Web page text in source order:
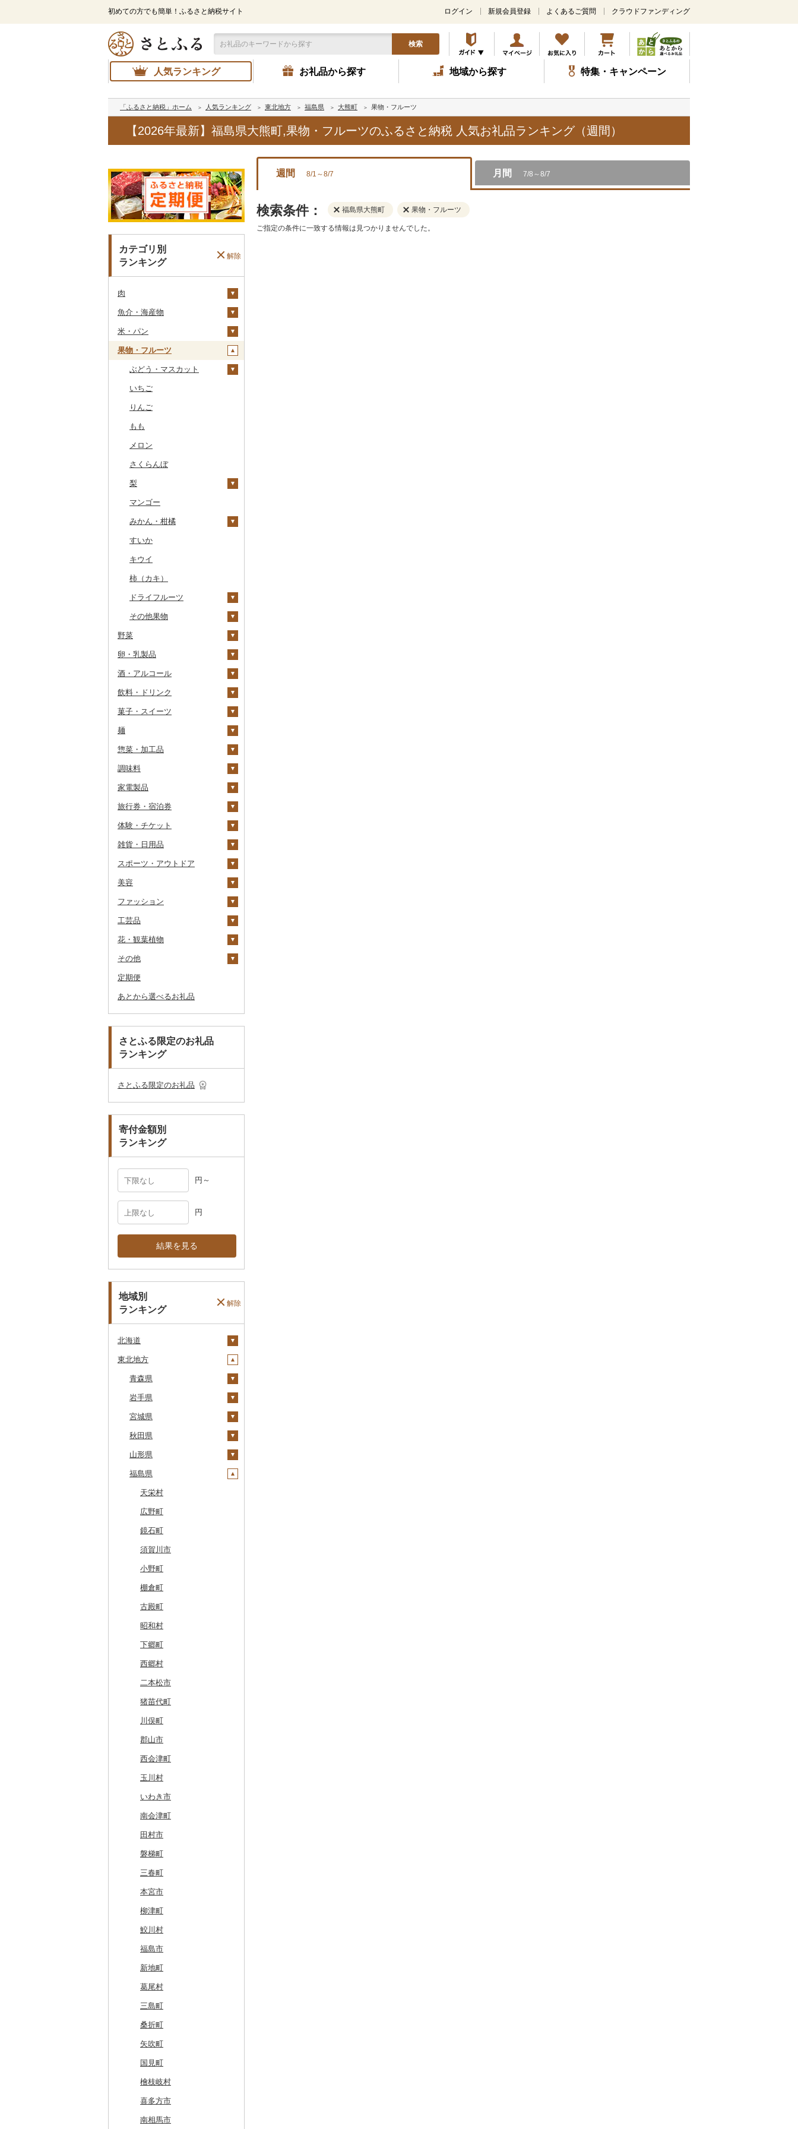
初めての方でも簡単！ふるさと納税サイト
メ
ン
コ
ン
テ
ツ
キ
ッ
プ
ログイン 新規会員登録 よくあるご質問 クラウドファンディング
検索
人気ランキング お礼品から探す 地域から探す 特集・キャンペーン
「ふるさと納税」ホーム 人気ランキング 東北地方 福島県 大熊町 果物・フルーツ
【2026年最新】福島県大熊町,果物・フルーツのふるさと納税 人気お礼品ランキング（週間）
カテゴリ別
ランキング
解除
肉
牛肉（精肉）
ステーキ
すき焼き
しゃぶしゃぶ
焼肉
牛タン
和牛
黒毛和牛
白老牛
米沢牛
山形牛
常陸牛
上州牛
飛騨牛
近江牛
神戸牛・神戸ビーフ
土佐あかうし
佐賀牛
長崎和牛
あか牛
その他牛肉（精肉）
牛肉（加工品）
ハンバーグ
もつ鍋
ローストビーフ
ビーフジャーキー
その他牛肉（加工品）
豚肉（精肉）
ステーキ
すき焼き
しゃぶしゃぶ
焼肉
アグー豚
その他豚肉（精肉）
豚肉（加工品）
ハンバーグ
もつ鍋
ハム
ソーセージ・ウインナ
鶏肉
鶏肉（精肉）
ハム・ソーセージ
唐揚げ
中津からあげ
地鶏
赤鶏さつま
その他鶏肉
鹿肉
馬肉
羊肉・ラム肉（ジンギス
魚介・海産物
カニ
ズワイガニ
タラバガニ
毛ガニ
かにしゃぶ
その他カニ
エビ
甘エビ
ボタンエビ
伊勢海老
その他エビ
いくら
うに
明太子・たらこ
明太子
たらこ
その他魚卵
数の子
からすみ
その他魚卵
貝
帆立（ホタテ）
牡蠣（カキ）
あさり
しじみ
サザエ
はまぐり
その他貝
うなぎ
鮮魚
鮭・サーモン
マグロ
イワシ
カツオ
金目鯛
クエ
くじら
さんま
鯛
のどぐろ
ふぐ
ほっけ
その他鮮魚
イカ・タコ
イカ
タコ
海苔・海藻
海苔
わかめ
ひじき
その他海苔・海藻
干物
ししゃも
その他干物
その他魚介・加工品
しらす・ちりめん
かまぼこ・練り製品
その他魚介・加工品
米・パン
米
精米
無洗米
玄米
金芽米
ゆめぴりか
つや姫
はえぬき
さがびより
あきたこまち
ひとめぼれ
ミルキークィーン
ななつぼし
その他米
雑穀
餅
その他穀物加工品
パン
果物・フルーツ
ぶどう・マスカット
巨峰
ナガノパープル
ピオーネ
デラウェア
シャインマスカット
いちご
りんご
もも
メロン
さくらんぼ
梨
和梨
洋梨・ラフランス
マンゴー
みかん・柑橘
みかん
レモン
不知火・デコポン
せとか
文旦
ポンカン
その他柑橘
すいか
キウイ
柿（カキ）
ドライフルーツ
干し柿
その他ドライフルーツ
その他果物
ブルーベリー
パイナップル
栗
その他果物
野菜
いも
じゃがいも
さつまいも
その他いも
トマト
フルーツトマト
ミニトマト
玉ねぎ
ねぎ
根菜
人参
大根
自然薯
レンコン
にんにく・生姜
その他根菜
アスパラガス
豆
きのこ
しいたけ
松茸
その他きのこ
その他野菜
山菜
かぼちゃ
レタス
卵・乳製品
卵
チーズ
ヨーグルト
バター
その他乳製品
酒・アルコール
ビール・発泡酒
ビール
地ビール・クラフトビ
日本酒
純米吟醸
大吟醸
吟醸
その他日本酒
芋焼酎
麦焼酎
米焼酎
黒糖焼酎
その他焼酎
梅酒
泡盛
ワイン
白ワイン
赤ワイン
シャンパン・スパーク
ウイスキー
リキュール・洋酒
甘酒
ノンアルコール
その他酒
飲料・ドリンク
水・ミネラルウォーター
飲料
コーヒー豆
粉
ドリップ
茶
飲料
茶葉・ティーバッグ
静岡茶
足柄茶
知覧茶
八女茶
果汁飲料
りんごジュース
みかんジュース（オレ
紅茶
飲料
茶葉・ティーバッグ
その他飲料・ジュース
野菜ジュース
炭酸飲料
豆乳
菓子・スイーツ
クッキー
焼き菓子
プリン
ゼリー
チョコレート
カステラ
アイス・ジェラート
その他洋菓子
煎餅・おかき
羊羹
饅頭
大福
その他和菓子
麺
ラーメン
うどん
そば
パスタ
ひやむぎ
そうめん
その他麺
惣菜・加工品
惣菜
餃子
シュウマイ
コロッケ
その他惣菜
カレー・シチュー
カレー
シチュー
鍋
肉
魚
その他鍋
ピザ
レトルト
スープ
豆腐・納豆
豆腐
漬物
キムチ
その他漬物
缶詰・瓶詰
肉
魚
ジャム
その他缶詰・瓶詰
乾物
燻製（スモーク）
おせち
その他加工品
調味料
砂糖
塩
醤油
味噌
酢
だし
食用油
オリーブオイル
ごま油
はちみつ
ドレッシング
その他調味料
ケチャップ
こしょう
その他調味料
家電製品
季節・空調家電
キッチン家電
照明器具
パソコン・周辺機器
TV・オーディオ・カメラ
美容・健康家電
カー用品
時計
その他家電
旅行券・宿泊券
旅行券
JTBふるさと旅行クー
その他旅行券
宿泊券
体験・チケット
PayPay商品券
食事券
温泉・サウナ・スパ利用
券
GDOふるさとゴルフ
プレークーポン
その他のゴルフプレー
花火大会チケット
カタログギフト
雑貨・日用品
家具・インテリア
机・テーブル
その他家具・インテリ
寝具
布団
毛布
タオルケット
タオル
その他タオル
文房具・印鑑
ボールペン
ノート・ファイル
その他文房具
食器
グラス・カップ
箸
スプーン・フォーク・
ナイフ
皿・椀
その他食器
キッチン用品
フライパン
鍋
まな板
土鍋
日用品
洗剤
トイレットペーパー
ティッシュ
その他日用品
楽器・器材
本・CD・DVD
おもちゃ・ぬいぐるみ
ご当地キャラクター
ペット用品
その他雑貨
スポーツ・アウトドア
ゴルフ
ゴルフボール
ゴルフウェア
その他ゴルフ
釣り
サイクリング
アウトドア・キャンプ
その他スポーツ
その他スポーツ
美容
スキンケア
洗顔
その他スキンケア
シャンプー・リンス
石鹸・ボディーソープ
入浴剤
アロマ
プロテイン
その他美容
ファッション
鞄・バッグ
トートバッグ・ショル
ツケース
その他鞄・バッグ
洋服
女性・レディース
子供・ベビー
その他洋服
和服
靴・履物
靴・シューズ
スリッパ・下駄・草履
その他靴・履物
アクセサリー
ペンダント・ネックレ
ス
ピアス・イヤリング
その他アクセサリー
その他服飾小物
ショール・ストール
マフラー・手袋
工芸品
織物
本場奄美大島紬
陶器・漆器
唐津焼
備前焼
美濃焼
村上木彫堆朱
その他装飾品・工芸品
数珠
工芸品
播州そろばん
美濃和紙
花・観葉植物
観葉植物・苗木
花
胡蝶蘭
造花・プリザーブドフ
ラワー
その他花
盆栽・その他
その他
地域サービス
その他
定期便
あとから選べるお礼品
さとふる限定のお礼品
ランキング
さとふる限定のお礼品
寄付金額別
ランキング
円～
円
結果を見る
地域別
ランキング
解除
北海道
安平町
八雲町
鹿部町
江差町
白老町
せたな町
旭川市
森町
稚内市
標津町
清里町
北斗市
留萌市
白糠町
釧路町
名寄市
美唄市
厚岸町
南富良野町
上富良野町
和寒町
紋別市
乙部町
根室市
三笠市
東川町
厚真町
奥尻町
網走市
浦河町
広尾町
中札内村
滝川市
比布町
鶴居村
釧路市
苫前町
当別町
占冠村
上士幌町
平取町
東北地方
青森県
十和田市
大鰐町
南部町
五戸町
藤崎町
六ヶ所村
東北町
三戸町
東通村
黒石市
おいらせ町
鶴田町
階上町
深浦町
青森市
田子町
新郷村
横浜町
野辺地町
佐井村
六戸町
五所川原市
平川市
蓬田村
中泊町
外ヶ浜町
つがる市
弘前市
鰺ヶ沢町
むつ市
田舎館村
青森県（県庁）
三沢市
西目屋村
岩手県
宮古市
軽米町
岩手町
矢巾町
釜石市
野田村
普代村
一戸町
陸前高田市
紫波町
滝沢市
住田町
葛巻町
花巻市
岩泉町
田野畑村
盛岡市
遠野市
奥州市
雫石町
岩手県（県庁）
一関市
久慈市
西和賀町
北上市
平泉町
洋野町
大船渡市
山田町
大槌町
宮城県
柴田町
色麻町
丸森町
大衡村
加美町
利府町
白石市
登米市
山元町
名取市
川崎町
村田町
栗原市
富谷市
岩沼市
七ヶ宿町
大崎市
塩竈市
石巻市
多賀城市
宮城県（県庁）
亘理町
蔵王町
女川町
気仙沼市
美里町
松島町
大和町
大郷町
南三陸町
仙台市
大河原町
角田市
涌谷町
東松島市
秋田県
大潟村
横手市
能代市
小坂町
仙北市
井川町
潟上市
三種町
藤里町
湯沢市
大館市
由利本荘市
にかほ市
羽後町
秋田県（県庁）
秋田市
男鹿市
美郷町
東成瀬村
五城目町
北秋田市
八峰町
鹿角市
大仙市
八郎潟町
山形県
村山市
尾花沢市
上山市
河北町
酒田市
新庄市
長井市
小国町
南陽市
中山町
庄内町
大石田町
川西町
鶴岡市
山形県（県庁）
金山町
東根市
飯豊町
鮭川村
大蔵村
山辺町
戸沢村
舟形町
最上町
真室川町
寒河江市
西川町
高畠町
山形市
三川町
大江町
米沢市
福島県
天栄村
広野町
鏡石町
須賀川市
小野町
棚倉町
古殿町
昭和村
下郷町
西郷村
二本松市
猪苗代町
川俣町
郡山市
西会津町
玉川村
いわき市
南会津町
田村市
磐梯町
三春町
本宮市
柳津町
鮫川村
福島市
新地町
葛尾村
三島町
桑折町
矢吹町
国見町
檜枝岐村
喜多方市
南相馬市
週間 8/1～8/7 月間 7/8～8/7
検索条件： 福島県大熊町 果物・フルーツ
ご指定の条件に一致する情報は見つかりませんでした。